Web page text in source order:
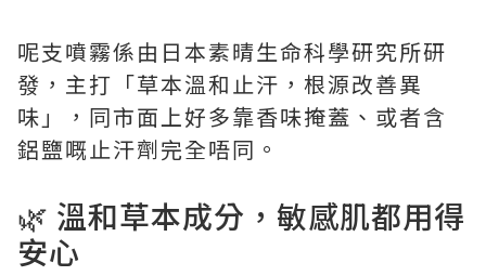
呢支噴霧係由日本素晴生命科學研究所研
發，主打「草本溫和止汗，根源改善異
味」，同市面上好多靠香味掩蓋、或者含
鋁鹽嘅止汗劑完全唔同。
🌿 溫和草本成分，敏感肌都用得
安心